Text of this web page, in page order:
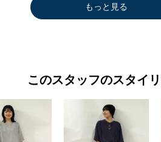
もっと見る
このスタッフのスタイ